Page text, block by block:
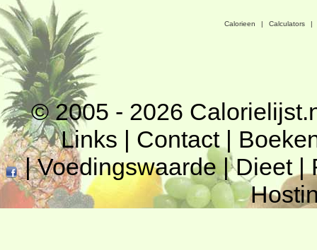
Calorieen | Calculators |
© 2005 - 2026
Links | Contact|
|Voedingswaarde|Dieet|